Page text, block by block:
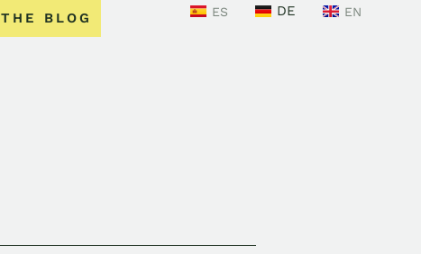
THE BLOG ES DE EN